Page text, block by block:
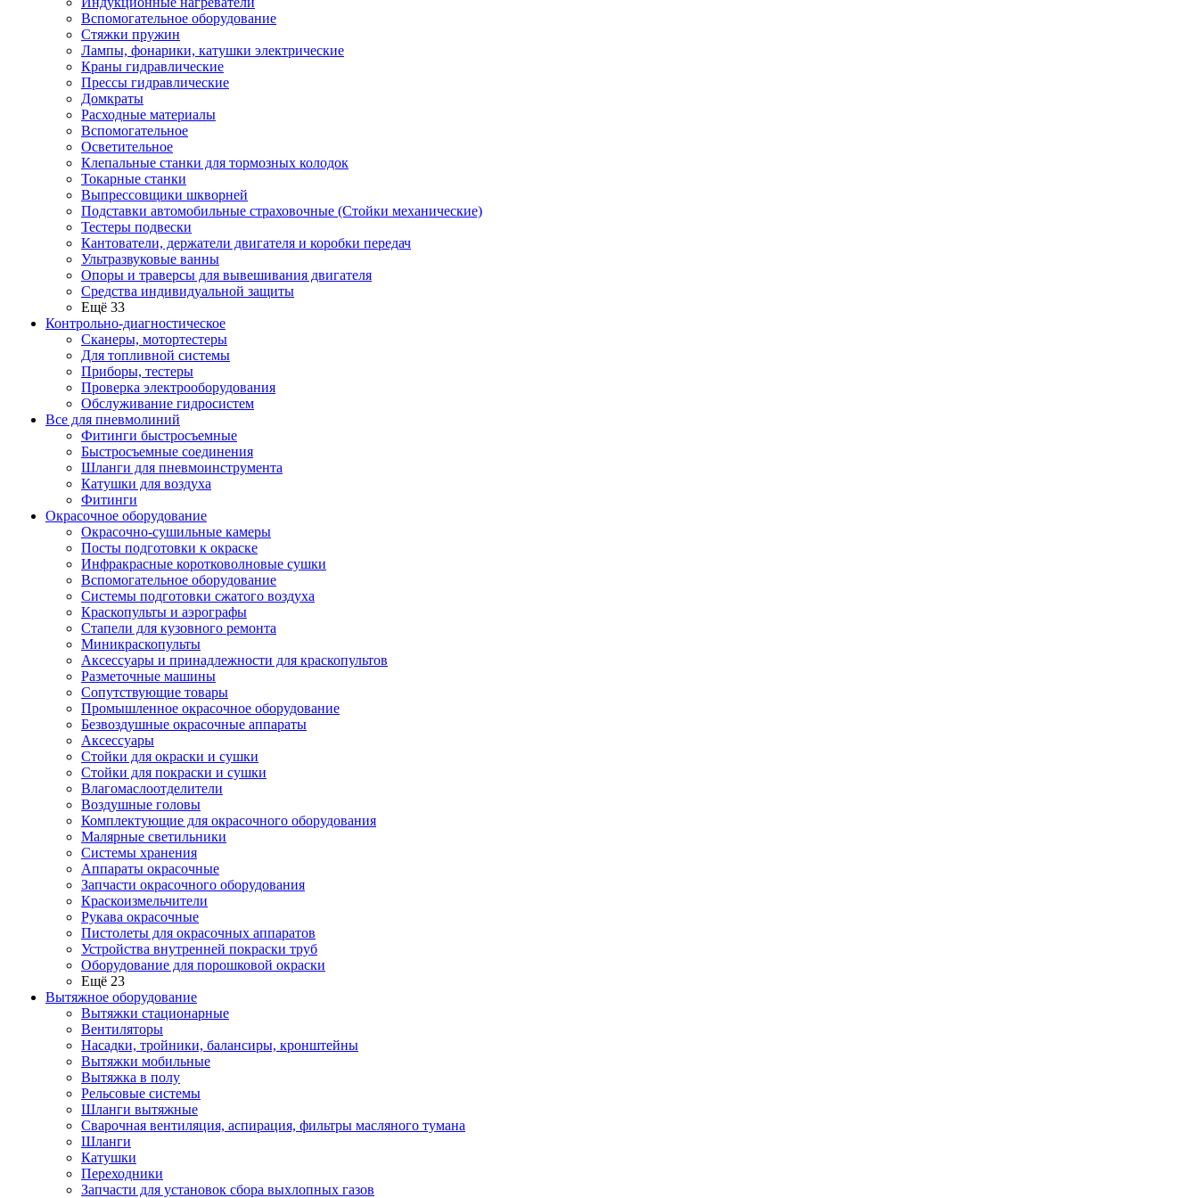
Вспомогательное оборудование
Стяжки пружин
Лампы, фонарики, катушки электрические
Краны гидравлические
Прессы гидравлические
Домкраты
Расходные материалы
Вспомогательное
Осветительное
Клепальные станки для тормозных колодок
Токарные станки
Выпрессовщики шкворней
Подставки автомобильные страховочные (Стойки механические)
Тестеры подвески
Кантователи, держатели двигателя и коробки передач
Ультразвуковые ванны
Опоры и траверсы для вывешивания двигателя
Средства индивидуальной защиты
Ещё 33
Контрольно-диагностическое
Сканеры, мотортестеры
Для топливной системы
Приборы, тестеры
Проверка электрооборудования
Обслуживание гидросистем
Все для пневмолиний
Фитинги быстросъемные
Быстросъемные соединения
Шланги для пневмоинструмента
Катушки для воздуха
Фитинги
Окрасочное оборудование
Окрасочно-сушильные камеры
Посты подготовки к окраске
Инфракрасные коротковолновые сушки
Вспомогательное оборудование
Системы подготовки сжатого воздуха
Краскопульты и аэрографы
Стапели для кузовного ремонта
Миникраскопульты
Аксессуары и принадлежности для краскопультов
Разметочные машины
Сопутствующие товары
Промышленное окрасочное оборудование
Безвоздушные окрасочные аппараты
Аксессуары
Стойки для окраски и сушки
Стойки для покраски и сушки
Влагомаслоотделители
Воздушные головы
Комплектующие для окрасочного оборудования
Малярные светильники
Системы хранения
Аппараты окрасочные
Запчасти окрасочного оборудования
Краскоизмельчители
Рукава окрасочные
Пистолеты для окрасочных аппаратов
Устройства внутренней покраски труб
Оборудование для порошковой окраски
Ещё 23
Вытяжное оборудование
Вытяжки стационарные
Вентиляторы
Насадки, тройники, балансиры, кронштейны
Вытяжки мобильные
Вытяжка в полу
Рельсовые системы
Шланги вытяжные
Сварочная вентиляция, аспирация, фильтры масляного тумана
Шланги
Катушки
Переходники
Запчасти для установок сбора выхлопных газов